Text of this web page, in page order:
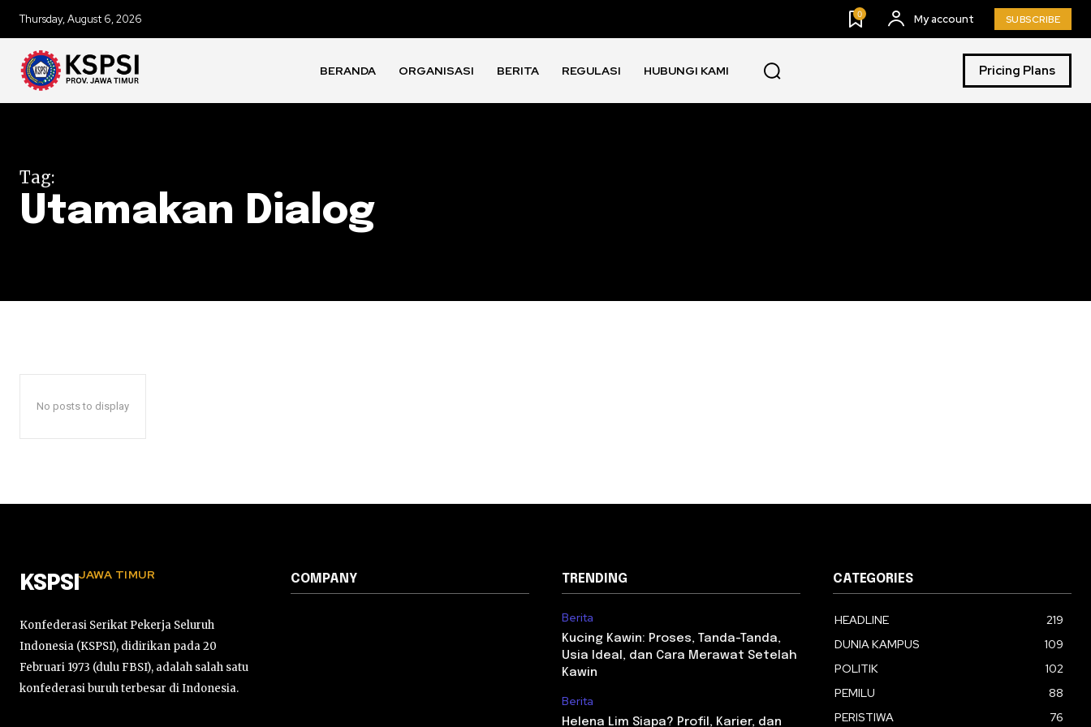
Thursday, August 6, 2026 0 My account SUBSCRIBE
BERANDA ORGANISASI BERITA REGULASI HUBUNGI KAMI Pricing Plans
Tag:
Utamakan Dialog
No posts to display
KSPSI JAWA TIMUR
Konfederasi Serikat Pekerja Seluruh
Indonesia (KSPSI), didirikan pada 20
Februari 1973 (dulu FBSI), adalah salah satu
konfederasi buruh terbesar di Indonesia.
COMPANY TRENDING
Berita
Kucing Kawin: Proses, Tanda-Tanda,
Usia Ideal, dan Cara Merawat Setelah
Kawin
Berita
Helena Lim Siapa? Profil, Karier, dan
CATEGORIES
HEADLINE
219
DUNIA KAMPUS
109
POLITIK
102
PEMILU
88
PERISTIWA
76